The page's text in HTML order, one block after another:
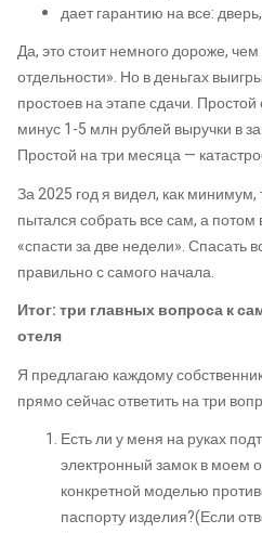
дает гарантию на все:
Да, это стоит немного дороже,
отдельности». Но в деньгах
простоев на этапе сдачи.
минус 1-5 млн рублей выручки в
Простой на три месяца —
За 2025 год я видел, как минимум,
пытался собрать все сам, а
«спасти за две недели». Спасать
правильно с самого начала.
Итог: три главных вопроса к
отеля
Я предлагаю каждому
прямо сейчас ответить на три
Есть ли у меня на руках
электронный замок в моем
конкретной моделью
паспорту изделия?(Если